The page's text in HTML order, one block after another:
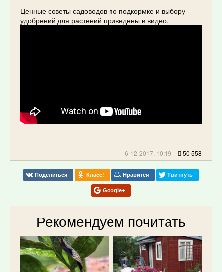
Ценные советы садоводов по подкормке и выбору
удобрений для растений приведены в видео.
6-12-2017, 10:19 50 558
Поделиться Класс! Нравится Твитнуть
Google+
Рекомендуем почитать